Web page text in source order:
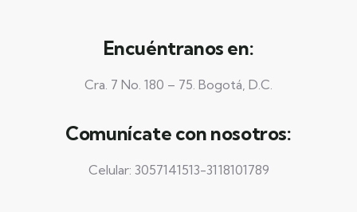
Encuéntranos en:
Cra. 7 No. 180 – 75. Bogotá, D.C.
Comunícate con nosotros:
Celular: 3057141513-3118101789